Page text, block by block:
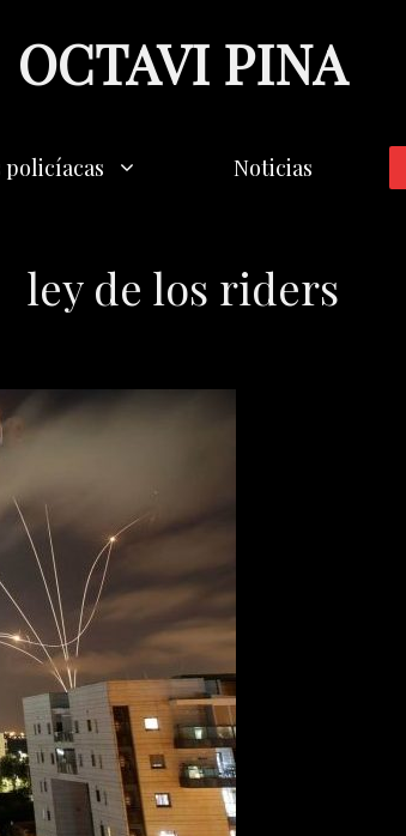
OCTAVI PINA
policíacas Noticias
ley de los riders